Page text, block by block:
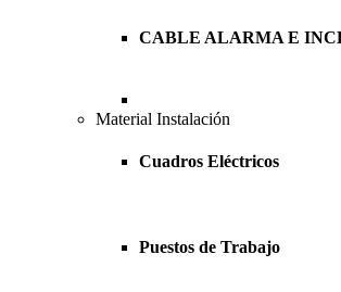
CABLE ALARMA E
Material Instalación
Cuadros Eléctricos
Puestos de Trabajo